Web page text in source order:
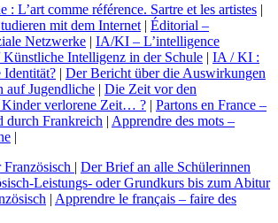
: L’art comme référence. Sartre et les artistes |
mit dem Internet | Éditorial –
Netzwerke | IA/KI – L’intelligence
Intelligenz in der Schule | IA / KI :
Identität? | Der Bericht über die Auswirkungen
auf Jugendliche | Die Zeit vor den
verlorene Zeit… ? | Partons en France –
durch Frankreich | Apprendre des mots –
|
| Der Brief an alle Schülerinnen
Leistungs- oder Grundkurs bis zum Abitur
| Apprendre le français – faire des